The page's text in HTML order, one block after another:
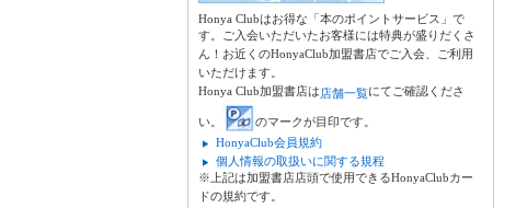
Honya Clubはお得な「本のポイントサービス」で
す。ご入会いただいたお客様には特典が盛りだくさ
ん！お近くのHonyaClub加盟書店でご入会、ご利用
いただけます。
Honya Club加盟書店は店舗一覧にてご確認くださ
い。
のマークが目印です。
HonyaClub会員規約
個人情報の取扱いに関する規程
※上記は加盟書店店頭で使用できるHonyaClubカー
ドの規約です。